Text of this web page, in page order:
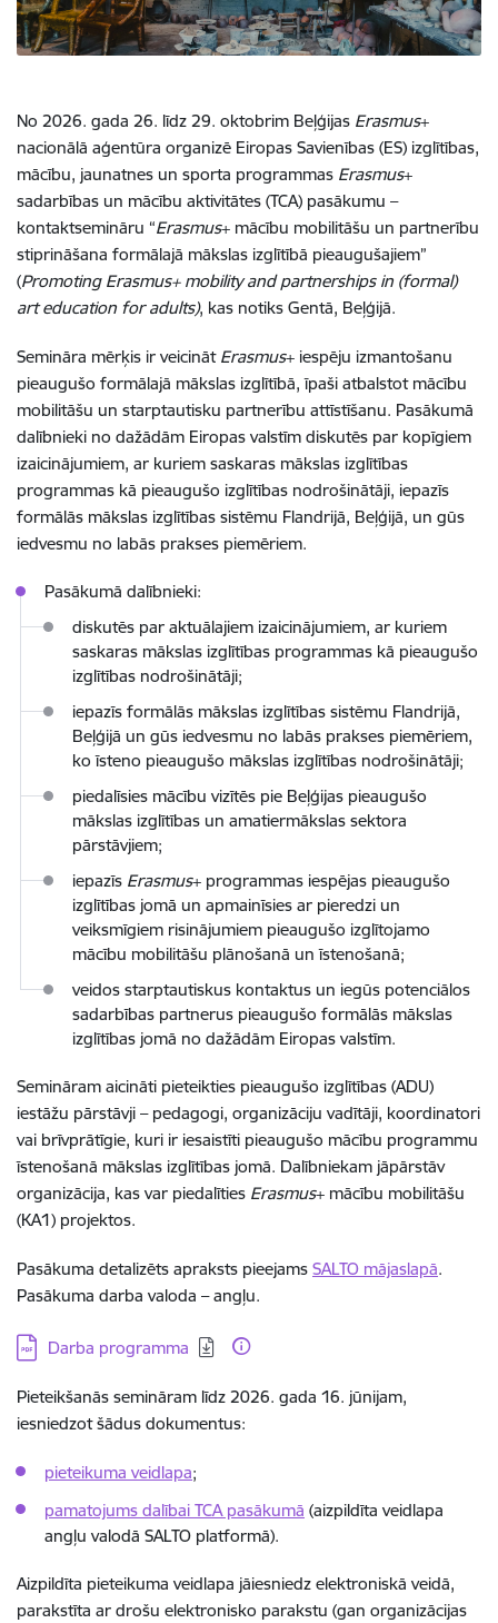
No 2026. gada 26. līdz 29. oktobrim Beļģijas Erasmus+
nacionālā aģentūra organizē Eiropas Savienības (ES) izglītības,
mācību, jaunatnes un sporta programmas Erasmus+
sadarbības un mācību aktivitātes (TCA) pasākumu –
kontaktsemināru “Erasmus+ mācību mobilitāšu un partnerību
stiprināšana formālajā mākslas izglītībā pieaugušajiem”
(Promoting Erasmus+ mobility and partnerships in (formal)
art education for adults), kas notiks Gentā, Beļģijā.
Semināra mērķis ir veicināt Erasmus+ iespēju izmantošanu
pieaugušo formālajā mākslas izglītībā, īpaši atbalstot mācību
mobilitāšu un starptautisku partnerību attīstīšanu. Pasākumā
dalībnieki no dažādām Eiropas valstīm diskutēs par kopīgiem
izaicinājumiem, ar kuriem saskaras mākslas izglītības
programmas kā pieaugušo izglītības nodrošinātāji, iepazīs
formālās mākslas izglītības sistēmu Flandrijā, Beļģijā, un gūs
iedvesmu no labās prakses piemēriem.
Pasākumā dalībnieki:
diskutēs par aktuālajiem izaicinājumiem, ar kuriem
saskaras mākslas izglītības programmas kā pieaugušo
izglītības nodrošinātāji;
iepazīs formālās mākslas izglītības sistēmu Flandrijā,
Beļģijā un gūs iedvesmu no labās prakses piemēriem,
ko īsteno pieaugušo mākslas izglītības nodrošinātāji;
piedalīsies mācību vizītēs pie Beļģijas pieaugušo
mākslas izglītības un amatiermākslas sektora
pārstāvjiem;
iepazīs Erasmus+ programmas iespējas pieaugušo
izglītības jomā un apmainīsies ar pieredzi un
veiksmīgiem risinājumiem pieaugušo izglītojamo
mācību mobilitāšu plānošanā un īstenošanā;
veidos starptautiskus kontaktus un iegūs potenciālos
sadarbības partnerus pieaugušo formālās mākslas
izglītības jomā no dažādām Eiropas valstīm.
Semināram aicināti pieteikties pieaugušo izglītības (ADU)
iestāžu pārstāvji – pedagogi, organizāciju vadītāji, koordinatori
vai brīvprātīgie, kuri ir iesaistīti pieaugušo mācību programmu
īstenošanā mākslas izglītības jomā. Dalībniekam jāpārstāv
organizācija, kas var piedalīties Erasmus+ mācību mobilitāšu
(KA1) projektos.
Pasākuma detalizēts apraksts pieejams SALTO mājaslapā.
Pasākuma darba valoda – angļu.
Lejupielādēt:
Darba programma
Pieteikšanās semināram līdz 2026. gada 16. jūnijam,
iesniedzot šādus dokumentus:
pieteikuma veidlapa;
pamatojums dalībai TCA pasākumā (aizpildīta veidlapa
angļu valodā SALTO platformā).
Aizpildīta pieteikuma veidlapa jāiesniedz elektroniskā veidā,
parakstīta ar drošu elektronisko parakstu (gan organizācijas